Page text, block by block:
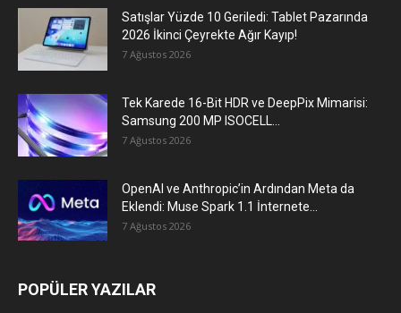
Satışlar Yüzde 10 Geriledi: Tablet Pazarında
2026 İkinci Çeyrekte Ağır Kayıp!
7 Ağustos 2026
Tek Karede 16-Bit HDR ve DeepPix Mimarisi:
Samsung 200 MP ISOCELL...
7 Ağustos 2026
OpenAI ve Anthropic’in Ardından Meta da
Eklendi: Muse Spark 1.1 İnternete...
7 Ağustos 2026
POPÜLER YAZILAR